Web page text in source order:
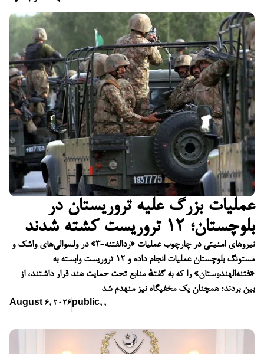
عملیات بزرگ علیه تروریستان در
بلوچستان؛ ۱۲ تروریست کشته شدند
نیروهای امنیتی در چارچوب عملیات «ردالفتنه-۳» در ولسوالی‌های واشک و
مستونگ بلوچستان عملیات انجام داده و ۱۲ تروریست وابسته به
«فتنه‌الهندوستان» را که به گفتهٔ منابع تحت حمایت هند قرار داشتند، از
بین بردند؛ همچنان یک مخفیگاه نیز منهدم شد
August 6, 2026 public, ,